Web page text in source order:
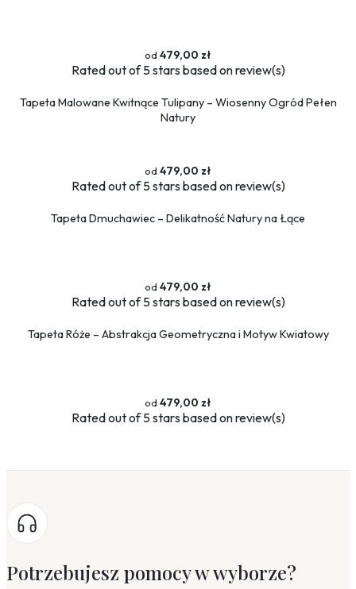
479,00 zł
Ratedout of 5 stars based onreview(s)
Tapeta Malowane Kwitnące Tulipany – Wiosenny Ogród Pełen
Natury
479,00 zł
Ratedout of 5 stars based onreview(s)
Tapeta Dmuchawiec – Delikatność Natury na Łące
479,00 zł
Ratedout of 5 stars based onreview(s)
Tapeta Róże – Abstrakcja Geometryczna i Motyw Kwiatowy
479,00 zł
Ratedout of 5 stars based onreview(s)
Potrzebujesz pomocy w wyborze?